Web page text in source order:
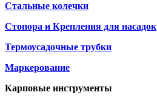
Стальные колечки
Стопора и Крепления для насадок
Термоусадочные трубки
Маркерование
Карповые инструменты